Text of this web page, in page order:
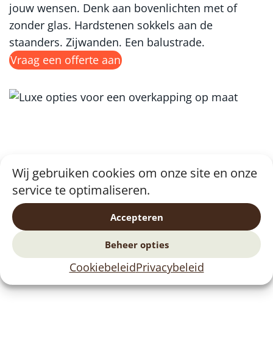
Wij gebruiken cookies om onze site en onze
service te optimaliseren.
Accepteren
Beheer opties
CookiebeleidPrivacybeleid
jouw wensen. Denk aan bovenlichten met of
zonder glas. Hardstenen sokkels aan de
staanders. Zijwanden. Een balustrade.
Vraag een offerte aan